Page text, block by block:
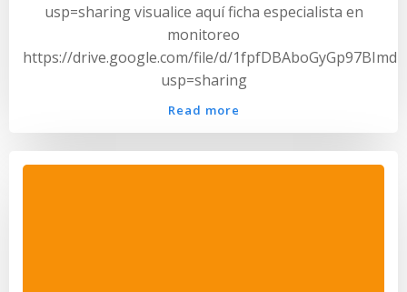
usp=sharing visualice aquí ficha especialista en
monitoreo
https://drive.google.com/file/d/
usp=sharing
Read more